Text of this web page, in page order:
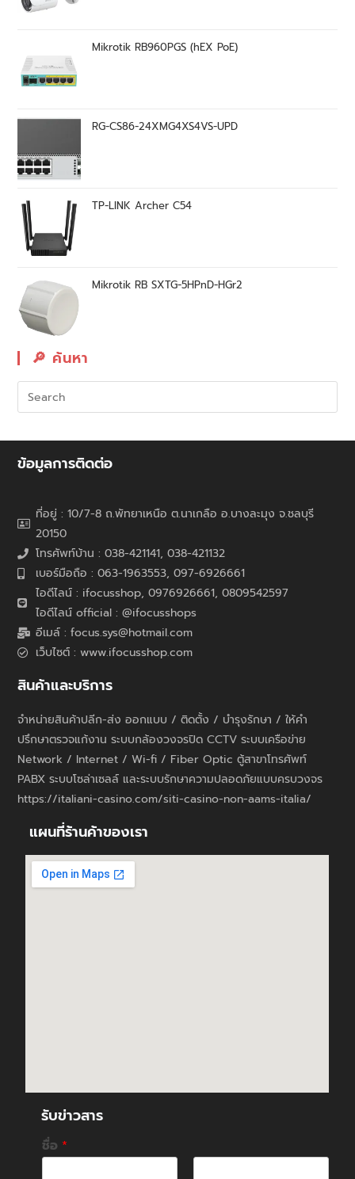
Mikrotik RB960PGS (hEX PoE)
RG-CS86-24XMG4XS4VS-UPD
TP-LINK Archer C54
Mikrotik RB SXTG-5HPnD-HGr2
🔎︎ ค้นหา
ข้อมูลการติดต่อ
ที่อยู่ : 10/7-8 ถ.พัทยาเหนือ ต.นาเกลือ อ.บางละมุง จ.ชลบุรี
20150
โทรศัพท์บ้าน : 038-421141, 038-421132
เบอร์มือถือ : 063-1963553, 097-6926661
ไอดีไลน์ : ifocusshop, 0976926661, 0809542597
ไอดีไลน์ official : @ifocusshops
อีเมล์ : focus.sys@hotmail.com
เว็บไซต์ : www.ifocusshop.com
สินค้าและบริการ
จำหน่ายสินค้าปลีก-ส่ง ออกแบบ / ติดตั้ง / บำรุงรักษา / ให้คำ
ปรึกษาตรวจแก้งาน ระบบกล้องวงจรปิด CCTV ระบบเครือข่าย
Network / Internet / Wi-fi / Fiber Optic ตู้สาขาโทรศัพท์
PABX ระบบโซล่าเซลล์ และระบบรักษาความปลอดภัยแบบครบวงจร
https://italiani-casino.com/siti-casino-non-aams-italia/
แผนที่ร้านค้าของเรา
รับข่าวสาร
ชื่อ *